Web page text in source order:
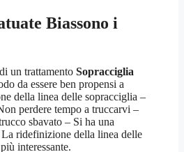
Biassono i
un trattamento Sopracciglia
da essere ben propensi a
della linea delle sopracciglia –
perdere tempo a truccarvi –
sbavato – Si ha una
La ridefinizione della linea delle
interessante.